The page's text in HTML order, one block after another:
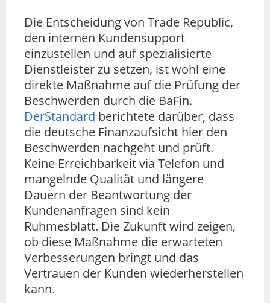
Die Entscheidung von Trade Republic,
den internen Kundensupport
einzustellen und auf spezialisierte
Dienstleister zu setzen, ist wohl eine
direkte Maßnahme auf die Prüfung der
Beschwerden durch die BaFin.
DerStandard berichtete darüber, dass
die deutsche Finanzaufsicht hier den
Beschwerden nachgeht und prüft.
Keine Erreichbarkeit via Telefon und
mangelnde Qualität und längere
Dauern der Beantwortung der
Kundenanfragen sind kein
Ruhmesblatt. Die Zukunft wird zeigen,
ob diese Maßnahme die erwarteten
Verbesserungen bringt und das
Vertrauen der Kunden wiederherstellen
kann.